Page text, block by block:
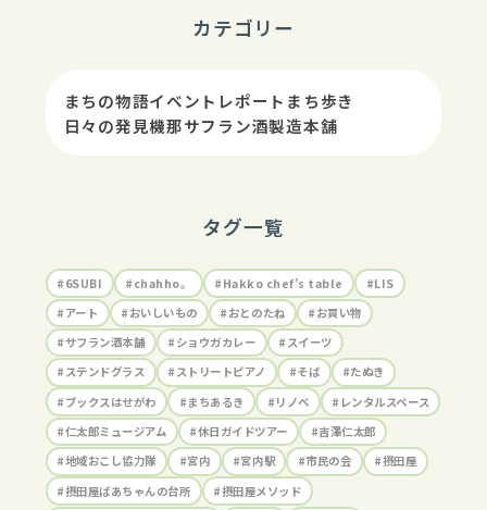
カテゴリー
まちの物語イベントレポート まち歩き
日々の発見機那サフラン酒製造本舗
タグ一覧
#6SUBI #chahho。 #Hakko chef’s table
#LIS
#アート
#おいしいもの #おとのたね
#お買い物
#サフラン酒本舗
#ショウガカレー
#スイーツ
#ステンドグラス
#ストリートピアノ #そば
#たぬき
#ブックスはせがわ
#まちあるき #リノベ
#レンタルスペース
#仁太郎ミュージアム
#休日ガイドツアー
#吉澤仁太郎
#地域おこし協力隊
#宮内 #宮内駅 #市民の会
#摂田屋
#摂田屋ばあちゃんの台所
#摂田屋メソッド